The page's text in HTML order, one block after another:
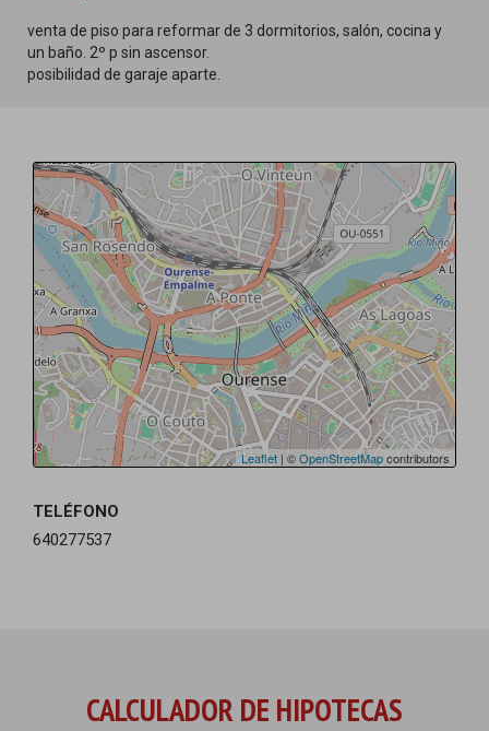
venta de piso para reformar de 3 dormitorios, salón, cocina y
un baño. 2º p sin ascensor.
posibilidad de garaje aparte.
Leaflet | ©OpenStreetMapcontributors
TELÉFONO
640277537
CALCULADOR DE HIPOTECAS